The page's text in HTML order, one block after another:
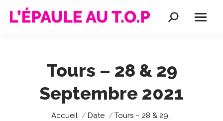
Recherche
Tours – 28 & 29
Septembre 2021
Vous êtes ici :
Accueil Date Tours – 28 & 29…